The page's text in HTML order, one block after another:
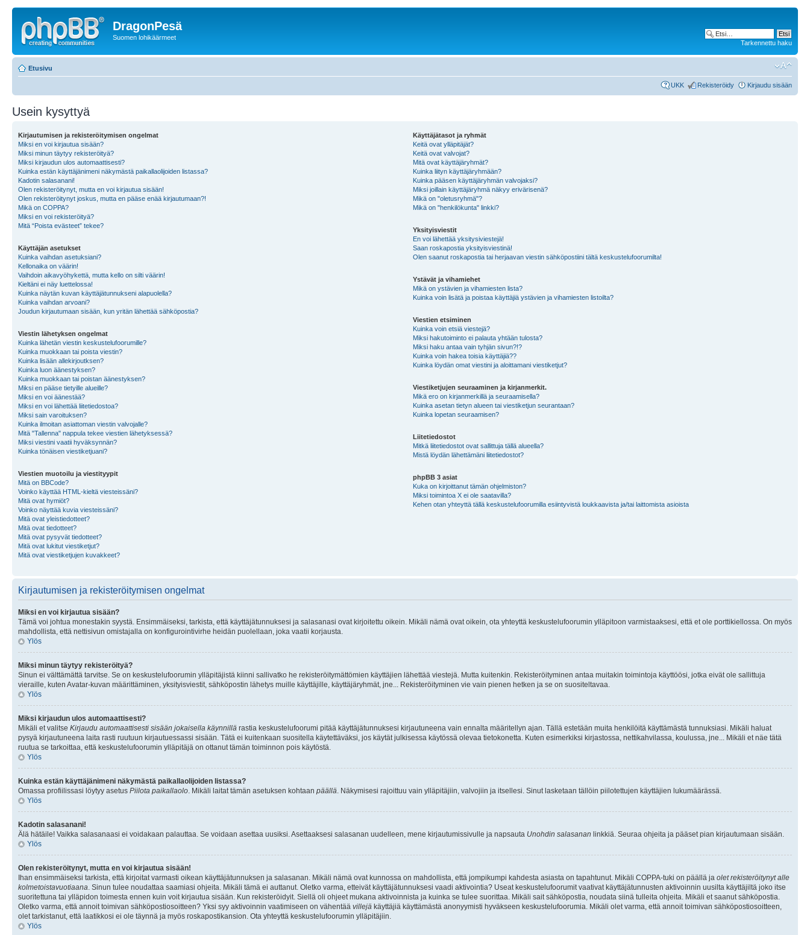
DragonPesä
Suomen lohikäärmeet
Tarkennettu haku
Etusivu
UKK Rekisteröidy Kirjaudu sisään
Usein kysyttyä
Kirjautumisen ja rekisteröitymisen ongelmat
Miksi en voi kirjautua sisään?
Miksi minun täytyy rekisteröityä?
Miksi kirjaudun ulos automaattisesti?
Kuinka estän käyttäjänimeni näkymästä paikallaolijoiden listassa?
Kadotin salasanani!
Olen rekisteröitynyt, mutta en voi kirjautua sisään!
Olen rekisteröitynyt joskus, mutta en pääse enää kirjautumaan?!
Mikä on COPPA?
Miksi en voi rekisteröityä?
Mitä “Poista evästeet” tekee?
Käyttäjän asetukset
Kuinka vaihdan asetuksiani?
Kellonaika on väärin!
Vaihdoin aikavyöhykettä, mutta kello on silti väärin!
Kieltäni ei näy luettelossa!
Kuinka näytän kuvan käyttäjätunnukseni alapuolella?
Kuinka vaihdan arvoani?
Joudun kirjautumaan sisään, kun yritän lähettää sähköpostia?
Viestin lähetyksen ongelmat
Kuinka lähetän viestin keskustelufoorumille?
Kuinka muokkaan tai poista viestin?
Kuinka lisään allekirjoutksen?
Kuinka luon äänestyksen?
Kuinka muokkaan tai poistan äänestyksen?
Miksi en pääse tietyille alueille?
Miksi en voi äänestää?
Miksi en voi lähettää liitetiedostoa?
Miksi sain varoituksen?
Kuinka ilmoitan asiattoman viestin valvojalle?
Mitä "Tallenna" nappula tekee viestien lähetyksessä?
Miksi viestini vaatii hyväksynnän?
Kuinka tönäisen viestiketjuani?
Viestien muotoilu ja viestityypit
Mitä on BBCode?
Voinko käyttää HTML-kieltä viesteissäni?
Mitä ovat hymiöt?
Voinko näyttää kuvia viesteissäni?
Mitä ovat yleistiedotteet?
Mitä ovat tiedotteet?
Mitä ovat pysyvät tiedotteet?
Mitä ovat lukitut viestiketjut?
Mitä ovat viestiketjujen kuvakkeet?
Käyttäjätasot ja ryhmät
Keitä ovat ylläpitäjät?
Keitä ovat valvojat?
Mitä ovat käyttäjäryhmät?
Kuinka liityn käyttäjäryhmään?
Kuinka pääsen käyttäjäryhmän valvojaksi?
Miksi joillain käyttäjäryhmä näkyy erivärisenä?
Mikä on "oletusryhmä"?
Mikä on "henkilökunta" linkki?
Yksityisviestit
En voi lähettää yksitysiviestejä!
Saan roskapostia yksityisviestinä!
Olen saanut roskapostia tai herjaavan viestin sähköpostiini tältä keskustelufoorumilta!
Ystävät ja vihamiehet
Mikä on ystävien ja vihamiesten lista?
Kuinka voin lisätä ja poistaa käyttäjiä ystävien ja vihamiesten listoilta?
Viestien etsiminen
Kuinka voin etsiä viestejä?
Miksi hakutoiminto ei palauta yhtään tulosta?
Miksi haku antaa vain tyhjän sivun?!?
Kuinka voin hakea toisia käyttäjiä??
Kuinka löydän omat viestini ja aloittamani viestiketjut?
Viestiketjujen seuraaminen ja kirjanmerkit.
Mikä ero on kirjanmerkillä ja seuraamisella?
Kuinka asetan tietyn alueen tai viestiketjun seurantaan?
Kuinka lopetan seuraamisen?
Liitetiedostot
Mitkä liitetiedostot ovat sallittuja tällä alueella?
Mistä löydän lähettämäni liitetiedostot?
phpBB 3 asiat
Kuka on kirjoittanut tämän ohjelmiston?
Miksi toimintoa X ei ole saatavilla?
Kehen otan yhteyttä tällä keskustelufoorumilla esiintyvistä loukkaavista ja/tai laittomista asioista
Kirjautumisen ja rekisteröitymisen ongelmat
Miksi en voi kirjautua sisään?
Tämä voi johtua monestakin syystä. Ensimmäiseksi, tarkista, että käyttäjätunnuksesi ja salasanasi ovat kirjoitettu oikein. Mikäli nämä ovat oikein, ota yhteyttä keskustelufoorumin ylläpitoon varmistaaksesi, että et ole porttikiellossa. On myös
mahdollista, että nettisivun omistajalla on konfigurointivirhe heidän puolellaan, joka vaatii korjausta.
Ylös
Miksi minun täytyy rekisteröityä?
Sinun ei välttämättä tarvitse. Se on keskustelufoorumin ylläpitäjistä kiinni sallivatko he rekisteröitymättömien käyttäjien lähettää viestejä. Mutta kuitenkin. Rekisteröityminen antaa muitakin toimintoja käyttöösi, jotka eivät ole sallittuja
vieraille, kuten Avatar-kuvan määrittäminen, yksityisviestit, sähköpostin lähetys muille käyttäjille, käyttäjäryhmät, jne... Rekisteröityminen vie vain pienen hetken ja se on suositeltavaa.
Ylös
Miksi kirjaudun ulos automaattisesti?
Mikäli et valitse Kirjaudu automaattisesti sisään jokaisella käynnillä rastia keskustelufoorumi pitää käyttäjätunnuksesi kirjautuneena vain ennalta määritellyn ajan. Tällä estetään muita henkilöitä käyttämästä tunnuksiasi. Mikäli haluat
pysyä kirjautuneena laita rasti ruutuun kirjautuessassi sisään. Tätä ei kuitenkaan suositella käytettäväksi, jos käytät julkisessa käytössä olevaa tietokonetta. Kuten esimerkiksi kirjastossa, nettikahvilassa, koulussa, jne... Mikäli et näe tätä
ruutua se tarkoittaa, että keskustelufoorumin ylläpitäjä on ottanut tämän toiminnon pois käytöstä.
Ylös
Kuinka estän käyttäjänimeni näkymästä paikallaolijoiden listassa?
Omassa profiilissasi löytyy asetus Piilota paikallaolo . Mikäli laitat tämän asetuksen kohtaan päällä . Näkymisesi rajoittuu vain ylläpitäjiin, valvojiin ja itsellesi. Sinut lasketaan tällöin piilotettujen käyttäjien lukumäärässä.
Ylös
Kadotin salasanani!
Älä hätäile! Vaikka salasanaasi ei voidakaan palauttaa. Se voidaan asettaa uusiksi. Asettaaksesi salasanan uudelleen, mene kirjautumissivulle ja napsauta Unohdin salasanan linkkiä. Seuraa ohjeita ja pääset pian kirjautumaan sisään.
Ylös
Olen rekisteröitynyt, mutta en voi kirjautua sisään!
Ihan ensimmäiseksi tarkista, että kirjoitat varmasti oikean käyttäjätunnuksen ja salasanan. Mikäli nämä ovat kunnossa on mahdollista, että jompikumpi kahdesta asiasta on tapahtunut. Mikäli COPPA-tuki on päällä ja olet rekisteröitynyt alle
kolmetoistavuotiaana . Sinun tulee noudattaa saamiasi ohjeita. Mikäli tämä ei auttanut. Oletko varma, etteivät käyttäjätunnuksesi vaadi aktivointia? Useat keskustelufoorumit vaativat käyttäjätunnusten aktivoinnin uusilta käyttäjiltä joko itse
suoritettuna tai ylläpidon toimesta ennen kuin voit kirjautua sisään. Kun rekisteröidyit. Siellä oli ohjeet mukana aktivoinnista ja kuinka se tulee suorittaa. Mikäli sait sähköpostia, noudata siinä tulleita ohjeita. Mikäli et saanut sähköpostia.
Oletko varma, että annoit toimivan sähköpostiosoitteen? Yksi syy aktivoinnin vaatimiseen on vähentää villejä käyttäjiä käyttämästä anonyymisti hyväkseen keskustelufoorumia. Mikäli olet varma, että annoit toimivan sähköpostiosoitteen,
olet tarkistanut, että laatikkosi ei ole täynnä ja myös roskapostikansion. Ota yhteyttä keskustelufoorumin ylläpitäjiin.
Ylös